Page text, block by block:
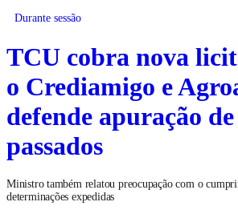
Durante sessão
TCU cobra nova
o Crediamigo e
defende apuração
passados
Ministro também relatou preocupação com o
determinações expedidas